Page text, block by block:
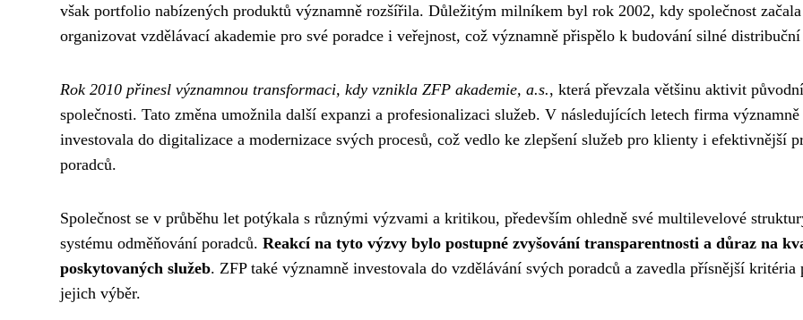
však portfolio nabízených produktů významně rozšířila. Důležitým milníkem byl rok 2002, kdy společnost začala
organizovat vzdělávací akademie pro své poradce i veřejnost, což významně přispělo k budování silné distribuční
Rok 2010 přinesl významnou transformaci, kdy vznikla ZFP akademie, a.s., která převzala většinu aktivit původní
společnosti. Tato změna umožnila další expanzi a profesionalizaci služeb. V následujících letech firma významně
investovala do digitalizace a modernizace svých procesů, což vedlo ke zlepšení služeb pro klienty i efektivnější
poradců.
Společnost se v průběhu let potýkala s různými výzvami a kritikou, především ohledně své multilevelové
systému odměňování poradců. Reakcí na tyto výzvy bylo postupné zvyšování transparentnosti a důraz na
poskytovaných služeb. ZFP také významně investovala do vzdělávání svých poradců a zavedla přísnější kritéria
jejich výběr.